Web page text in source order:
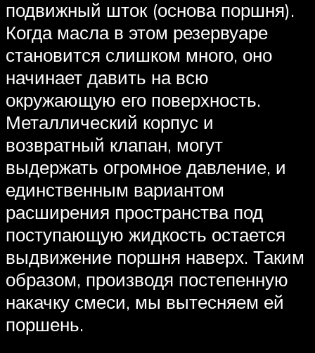
подвижный шток (основа поршня).
Когда масла в этом резервуаре
становится слишком много, оно
начинает давить на всю
окружающую его поверхность.
Металлический корпус и
возвратный клапан, могут
выдержать огромное давление, и
единственным вариантом
расширения пространства под
поступающую жидкость остается
выдвижение поршня наверх. Таким
образом, производя постепенную
накачку смеси, мы вытесняем ей
поршень.